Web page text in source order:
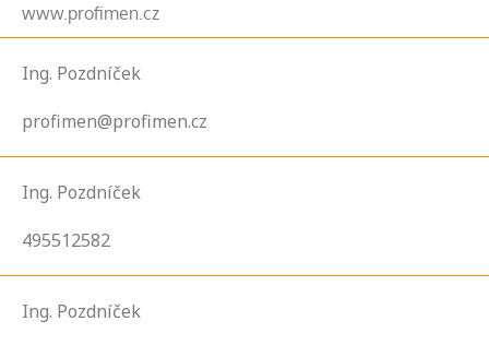
www.profimen.cz
Ing. Pozdníček
profimen@profimen.cz
Ing. Pozdníček
495512582
Ing. Pozdníček